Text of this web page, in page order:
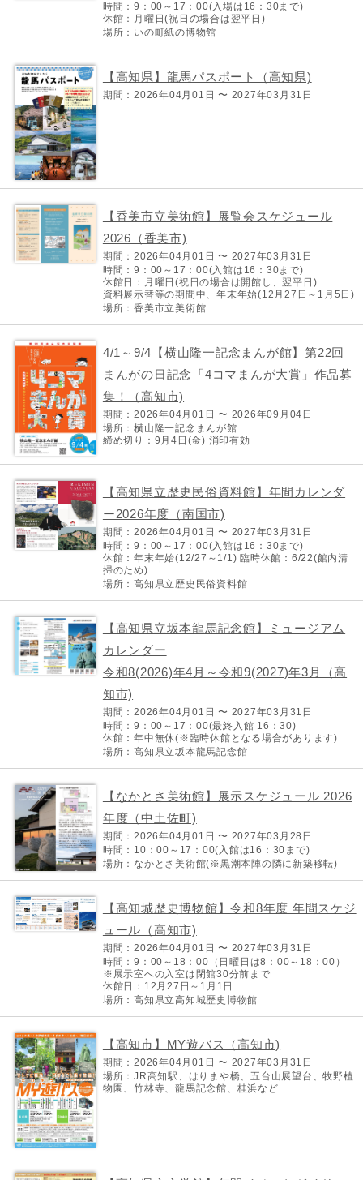
時間：9：00～17：00(入場は16：30まで)
休館：月曜日(祝日の場合は翌平日)
場所：いの町紙の博物館
【高知県】龍馬パスポート（高知県)
期間：2026年04月01日 〜 2027年03月31日
【香美市立美術館】展覧会スケジュール
2026（香美市)
期間：2026年04月01日 〜 2027年03月31日
時間：9：00～17：00(入館は16：30まで)
休館日：月曜日(祝日の場合は開館し、翌平日)
資料展示替等の期間中、年末年始(12月27日～1月5日)
場所：香美市立美術館
4/1～9/4【横山隆一記念まんが館】第22回
まんがの日記念「4コマまんが大賞」作品募
集！（高知市)
期間：2026年04月01日 〜 2026年09月04日
場所：横山隆一記念まんが館
締め切り：9月4日(金) 消印有効
【高知県立歴史民俗資料館】年間カレンダ
ー2026年度（南国市)
期間：2026年04月01日 〜 2027年03月31日
時間：9：00～17：00(入館は16：30まで)
休館：年末年始(12/27～1/1) 臨時休館：6/22(館内清
掃のため)
場所：高知県立歴史民俗資料館
【高知県立坂本龍馬記念館】ミュージアム
カレンダー
令和8(2026)年4月～令和9(2027)年3月（高
知市)
期間：2026年04月01日 〜 2027年03月31日
時間：9：00～17：00(最終入館 16：30)
休館：年中無休(※臨時休館となる場合があります)
場所：高知県立坂本龍馬記念館
【なかとさ美術館】展示スケジュール 2026
年度（中土佐町)
期間：2026年04月01日 〜 2027年03月28日
時間：10：00～17：00(入館は16：30まで)
場所：なかとさ美術館(※黒潮本陣の隣に新築移転)
【高知城歴史博物館】令和8年度 年間スケジ
ュール（高知市)
期間：2026年04月01日 〜 2027年03月31日
時間：9：00～18：00（日曜日は8：00～18：00）
※展示室への入室は閉館30分前まで
休館日：12月27日～1月1日
場所：高知県立高知城歴史博物館
【高知市】MY遊バス（高知市)
期間：2026年04月01日 〜 2027年03月31日
場所：JR高知駅、はりまや橋、五台山展望台、牧野植
物園、竹林寺、龍馬記念館、桂浜など